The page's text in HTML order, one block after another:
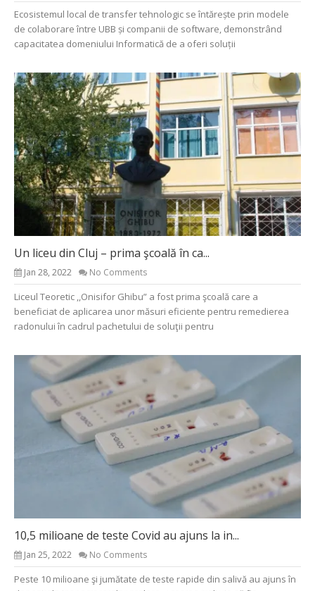
Ecosistemul local de transfer tehnologic se întărește prin modele
de colaborare între UBB și companii de software, demonstrând
capacitatea domeniului Informatică de a oferi soluții
Un liceu din Cluj – prima şcoală în ca...
Jan 28, 2022 No Comments
Liceul Teoretic ,,Onisifor Ghibu” a fost prima şcoală care a
beneficiat de aplicarea unor măsuri eficiente pentru remedierea
radonului în cadrul pachetului de soluţii pentru
10,5 milioane de teste Covid au ajuns la in...
Jan 25, 2022 No Comments
Peste 10 milioane şi jumătate de teste rapide din salivă au ajuns în